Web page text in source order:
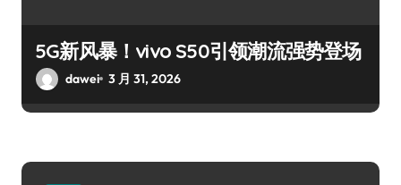
5G新风暴！vivo S50引领潮流强势登场
dawei 3 月 31, 2026